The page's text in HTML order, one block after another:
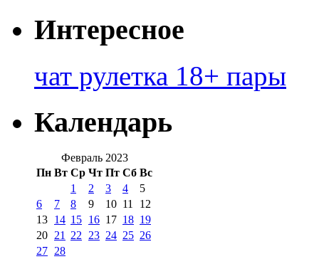
Интересное
чат рулетка 18+ пары
Календарь
Февраль 2023
Пн Вт Ср Чт Пт Сб Вс
1
2 3 4
5
6
7 8 9 10 11
12
13 14 15 16 17 18 19
20 21 22 23 24 25 26
27 28